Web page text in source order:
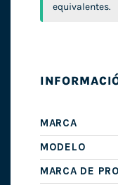
equivalentes.
MARCA
MODELO
MARCA DE